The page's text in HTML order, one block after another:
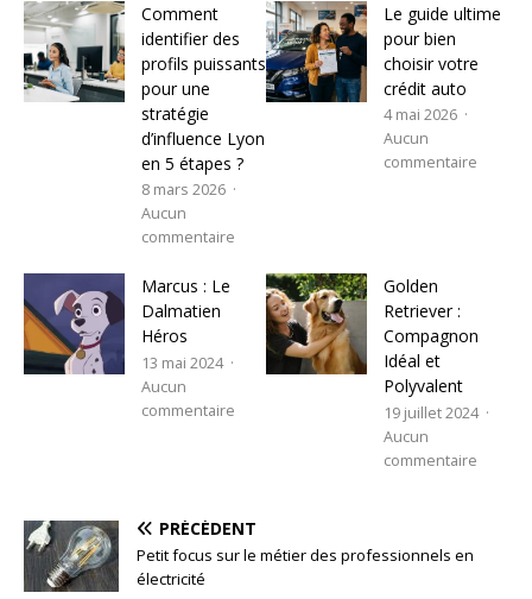
Comment
identifier des
profils puissants
pour une
stratégie
d’influence Lyon
en 5 étapes ?
8 mars 2026
Aucun
commentaire
Le guide ultime
pour bien
choisir votre
crédit auto
4 mai 2026
Aucun
commentaire
Marcus : Le
Dalmatien
Héros
13 mai 2024
Aucun
commentaire
Golden
Retriever :
Compagnon
Idéal et
Polyvalent
19 juillet 2024
Aucun
commentaire
PRÉCÉDENT
Petit focus sur le métier des professionnels en
électricité